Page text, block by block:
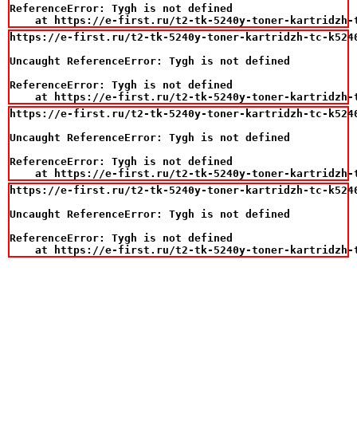
ReferenceError: Tygh is not defined
at https://e-first.ru/t2-tk-5240y-toner-
https://e-first.ru/t2-tk-5240y-toner-kartridzh-tc-k5240y-
Uncaught ReferenceError: Tygh is not defined
ReferenceError: Tygh is not defined
at https://e-first.ru/t2-tk-5240y-toner-
https://e-first.ru/t2-tk-5240y-toner-kartridzh-tc-k5240y-
Uncaught ReferenceError: Tygh is not defined
ReferenceError: Tygh is not defined
at https://e-first.ru/t2-tk-5240y-toner-
https://e-first.ru/t2-tk-5240y-toner-kartridzh-tc-k5240y-
Uncaught ReferenceError: Tygh is not defined
ReferenceError: Tygh is not defined
at https://e-first.ru/t2-tk-5240y-toner-